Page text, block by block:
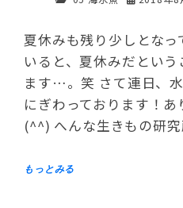
夏休みも残り少しとなっ
いると、夏休みだとい
ます…。笑 さて連日、
にぎわっております！
(^^) へんな生きもの研